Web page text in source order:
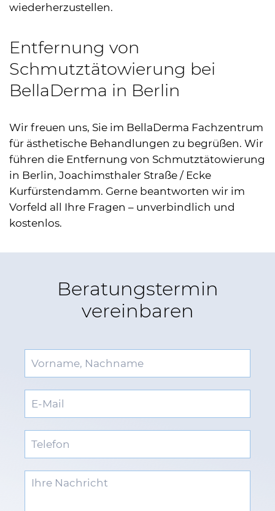
wiederherzustellen.
Entfernung von
Schmutztätowierung bei
BellaDerma in Berlin
Wir freuen uns, Sie im BellaDerma Fachzentrum
für ästhetische Behandlungen zu begrüßen. Wir
führen die Entfernung von Schmutztätowierung
in Berlin, Joachimsthaler Straße / Ecke
Kurfürstendamm. Gerne beantworten wir im
Vorfeld all Ihre Fragen – unverbindlich und
kostenlos.
Beratungstermin
vereinbaren